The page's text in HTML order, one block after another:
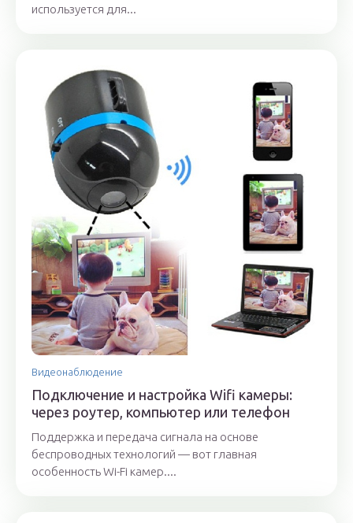
используется для...
Видеонаблюдение
Подключение и настройка Wifi камеры:
через роутер, компьютер или телефон
Поддержка и передача сигнала на основе
беспроводных технологий — вот главная
особенность Wi-Fi камер....